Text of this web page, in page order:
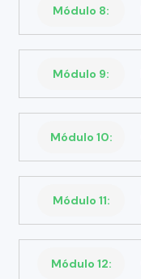
Módulo 8:
Módulo 9:
Módulo 10:
Módulo 11:
Módulo 12: